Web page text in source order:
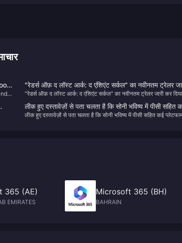
"रेडर्स ऑफ़ द लॉस्ट आर्क: द एंशिएंट सर्कल" का नवीनतम ट्रेलर
और इस वर्ष के भीतर रिलीज़ किया जाएगा
"रेडर्स ऑफ़ द लॉस्ट आर्क: द एंशिएंट सर्कल" का नवीनतम ट्रेलर जारी कर
भीतर रिलीज़ किया जाएगा
लीक हुए दस्तावेज़ों से पता चलता है कि सोनी भविष्य में पीसी सहित
पीएस+ सदस्यता सेवा का विस्तार करने को इच्छुक है
लीक हुए दस्तावेज़ों से पता चलता है कि सोनी भविष्य में पीसी सहित कई
365 (AE)
EMIRATES
Microsoft 365 (BH)
BAHRAIN